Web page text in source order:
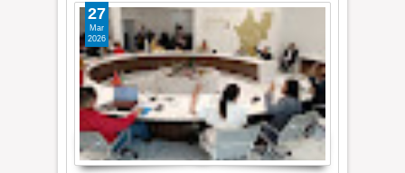
27
Mar
2026